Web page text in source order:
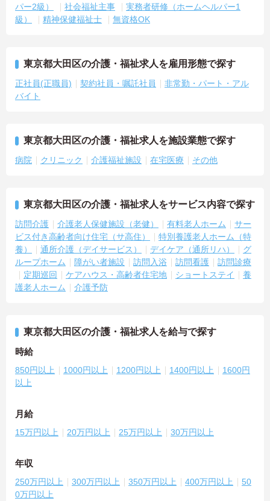
パー2級）
社会福祉主事
実務者研修（ホームヘルパー1
級）
精神保健福祉士 無資格OK
東京都大田区の介護・福祉求人を雇用形態で探す
正社員(正職員) 契約社員・嘱託社員
非常勤・パート・アル
バイト
東京都大田区の介護・福祉求人を施設業態で探す
病院 クリニック 介護福祉施設 在宅医療 その他
東京都大田区の介護・福祉求人をサービス内容で探す
訪問介護 介護老人保健施設（老健） 有料老人ホーム
サー
ビス付き高齢者向け住宅（サ高住）
特別養護老人ホーム（特
養）
通所介護（デイサービス） デイケア（通所リハ）
グ
ループホーム
障がい者施設 訪問入浴 訪問看護
訪問診療
定期巡回
ケアハウス・高齢者住宅地 ショートステイ
養
護老人ホーム
介護予防
東京都大田区の介護・福祉求人を給与で探す
時給
850円以上 1000円以上 1200円以上 1400円以上
1600円
以上
月給
15万円以上 20万円以上 25万円以上 30万円以上
年収
250万円以上 300万円以上 350万円以上 400万円以上
50
0万円以上